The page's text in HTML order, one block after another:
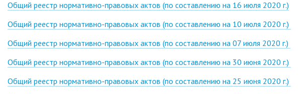
Общий реестр нормативно-правовых актов (по составлению на 16 июля 2020 г.)
Общий реестр нормативно-правовых актов (по составлению на 10 июля 2020 г.)
Общий реестр нормативно-правовых актов (по составлению на 07 июля 2020 г.)
Общий реестр нормативно-правовых актов (по составлению на 30 июня 2020 г.)
Общий реестр нормативно-правовых актов (по составлению на 25 июня 2020 г.)